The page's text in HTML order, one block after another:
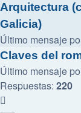
Arquitectura
Galicia)
Último mensaje
Claves del
Último mensaje
Respuestas: 220